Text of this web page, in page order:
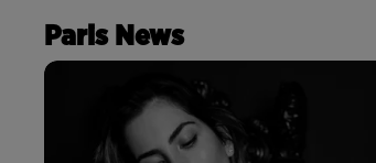
Paris News